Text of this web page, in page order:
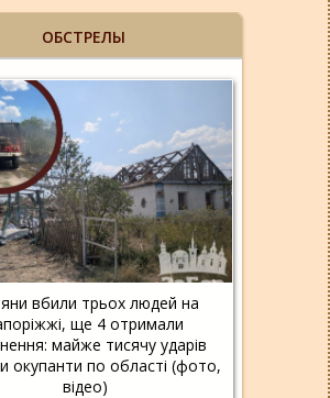
ОБСТРЕЛЫ
вбили трьох людей на
ще 4 отримали
майже тисячу ударів
окупанти по області (фото,
відео)